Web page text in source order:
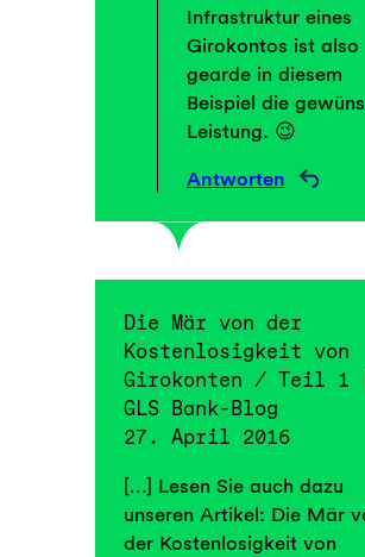
Infrastruktur eines
Girokontos ist also
gearde in diesem
Beispiel die
Leistung. 😉
Antworten
Die Mär von der
Kostenlosigkeit von
Girokonten / Teil 1 |
GLS Bank-Blog
27. April 2016
[…] Lesen Sie auch dazu
unseren Artikel: Die Mär
der Kostenlosigkeit von